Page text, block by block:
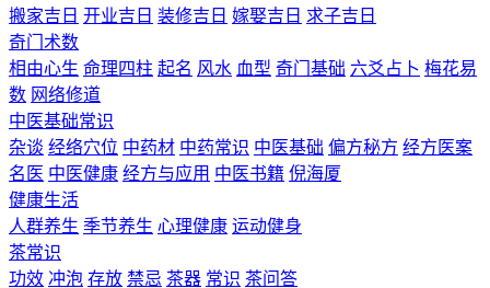
搬家吉日 开业吉日 装修吉日 嫁娶吉日 求子吉日
奇门术数
相由心生 命理四柱 起名 风水 血型 奇门基础 六爻占卜 梅花易
数 网络修道
中医基础常识
杂谈 经络穴位 中药材 中药常识 中医基础 偏方秘方 经方医案
名医 中医健康 经方与应用 中医书籍 倪海厦
健康生活
人群养生 季节养生 心理健康 运动健身
茶常识
功效 冲泡 存放 禁忌 茶器 常识 茶问答